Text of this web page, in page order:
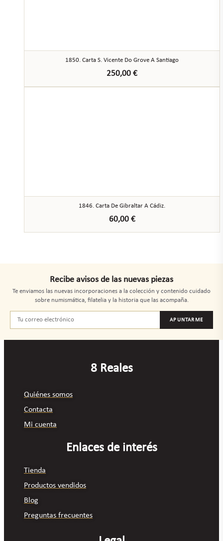
1850. Carta S. Vicente Do Grove A Santiago
250,00 €
1846. Carta De Gibraltar A Cádiz.
60,00 €
Recibe avisos de las nuevas piezas
Te enviamos las nuevas incorporaciones a la colección y contenido cuidado
sobre numismática, filatelia y la historia que las acompaña.
APUNTARME
8 Reales
Quiénes somos
Contacta
Mi cuenta
Enlaces de interés
Tienda
Productos vendidos
Blog
Preguntas frecuentes